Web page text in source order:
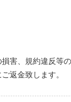
害、規約違反等
返金致します。